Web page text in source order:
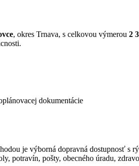
, okres Trnava, s celkovou výmerou 2
dokumentácie
je výborná dopravná dostupnosť s
potravín, pošty, obecného úradu,